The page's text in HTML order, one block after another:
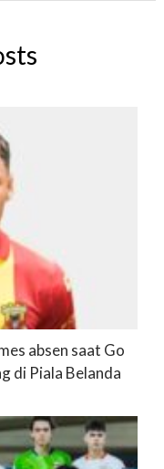
absen saat Go
di Piala Belanda